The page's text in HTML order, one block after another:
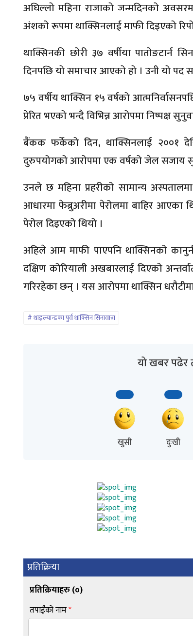
अघिल्लो महिना राजाको जन्मदिनको
अंशको रूपमा थाक्सिनलाई माफी दिइएको
थाक्सिनकी छोरी ३७ वर्षीया पातोङटार्न
दिनपछि यो समाचार आएको हो । उनी यो पद
७५ वर्षीय थाक्सिन १५ वर्षको
प्रेरित भएको भन्दै विभिन्न आरोपमा निष्पक्ष
बैंकक फर्केको दिन, थाक्सिनलाई २००१
दुरुपयोगको आरोपमा एक वर्षको जेल सजाय
उनले छ महिना प्रहरीको सामान्य
आधारमा फेब्रुअरीमा पेरोलमा बाहिर आएका
पेरोल दिइएको थियो ।
अहिले आम माफी पाएपनि थाक्सिनको
दक्षिण कोरियाली अखबारलाई दिएको
गरिरहेका छन् । यस आरोपमा थाक्सिन
थाइल्यान्डका पुर्व थाक्सिन सिनावात्रा
यो खबर पढेर
खुसी दुःखी
प्रतिक्रिया
प्रतिक्रियाहरु (०)
तपाईंको नाम*